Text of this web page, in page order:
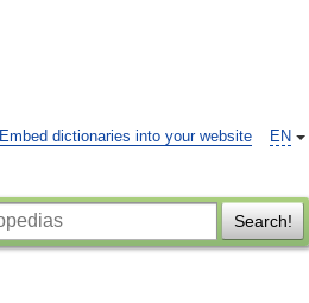
EN
Embed dictionaries into your website
Search!